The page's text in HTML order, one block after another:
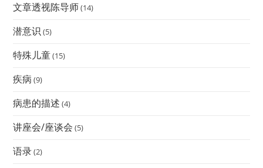
文章透视陈导师(14)
潜意识 (5)
特殊儿童(15)
疾病 (9)
病患的描述 (4)
讲座会/座谈会 (5)
语录(2)